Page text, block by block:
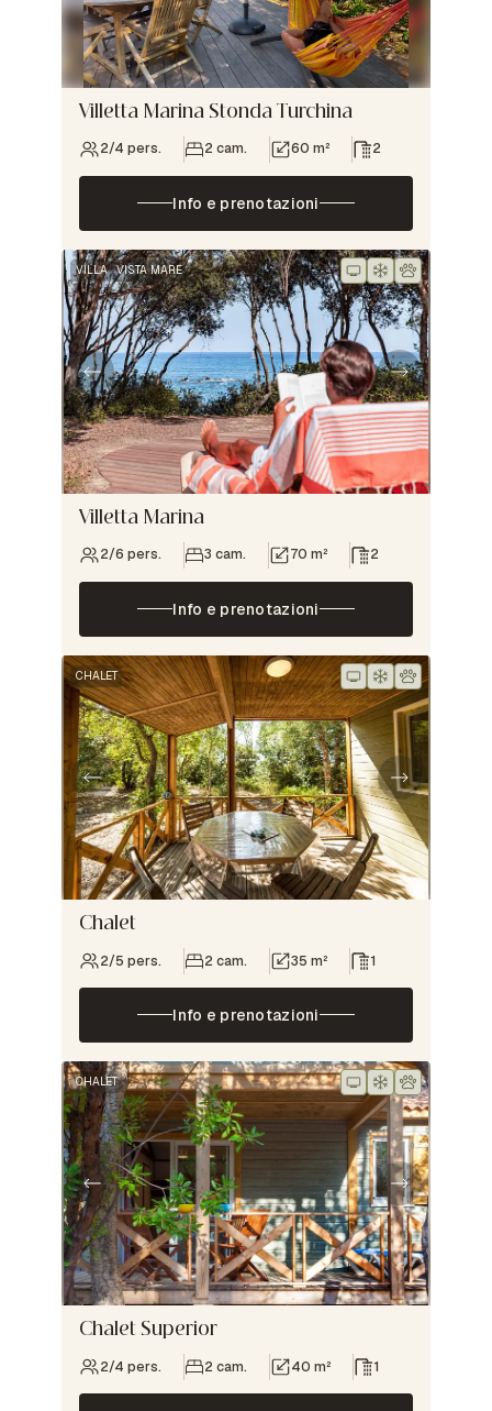
Villetta Marina Stonda Turchina
2/4 pers. 2 cam. 60 m² 2
Info e prenotazioni
VILLA VISTA MARE
Villetta Marina
2/6 pers. 3 cam. 70 m² 2
Info e prenotazioni
CHALET
Chalet
2/5 pers. 2 cam. 35 m² 1
Info e prenotazioni
CHALET
Chalet Superior
2/4 pers. 2 cam. 40 m² 1